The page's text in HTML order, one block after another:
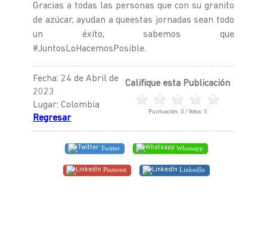
Gracias a todas las personas que con su granito
de azúcar, ayudan a queestas jornadas sean todo
un éxito, sabemos que
#JuntosLoHacemosPosible.
Fecha: 24 de Abril de
2023
Lugar: Colombia
Regresar
Califique esta Publicación
Puntuación: 0/ Votos: 0
Twitter Whatsapp
Pinterest LinkedIn